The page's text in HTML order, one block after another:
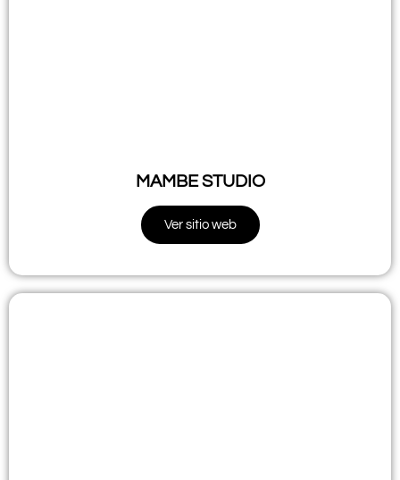
MAMBE STUDIO
Ver sitio web